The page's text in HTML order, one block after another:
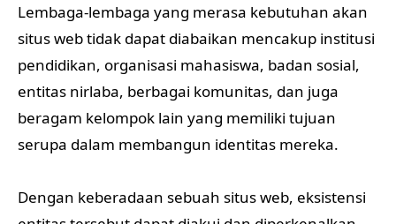
Lembaga-lembaga yang merasa kebutuhan akan
situs web tidak dapat diabaikan mencakup institusi
pendidikan, organisasi mahasiswa, badan sosial,
entitas nirlaba, berbagai komunitas, dan juga
beragam kelompok lain yang memiliki tujuan
serupa dalam membangun identitas mereka.
Dengan keberadaan sebuah situs web, eksistensi